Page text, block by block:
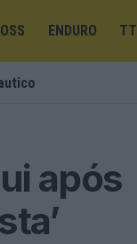
ENDURO TT
após